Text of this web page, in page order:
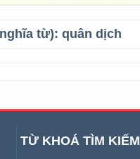
từ): quân dịch
TỪ KHOÁ TÌM KIẾM